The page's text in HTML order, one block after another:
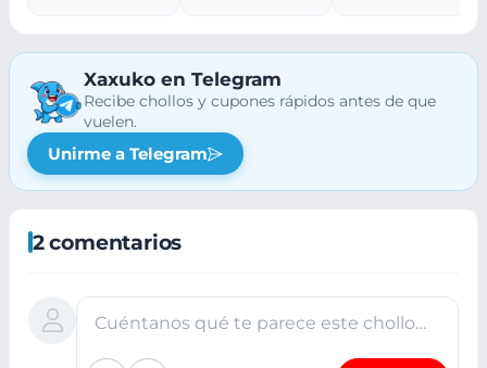
Xaxuko en Telegram
Recibe chollos y cupones rápidos antes de que
vuelen.
Unirme a Telegram
2 comentarios
Cuéntanos qué te parece este chollo…